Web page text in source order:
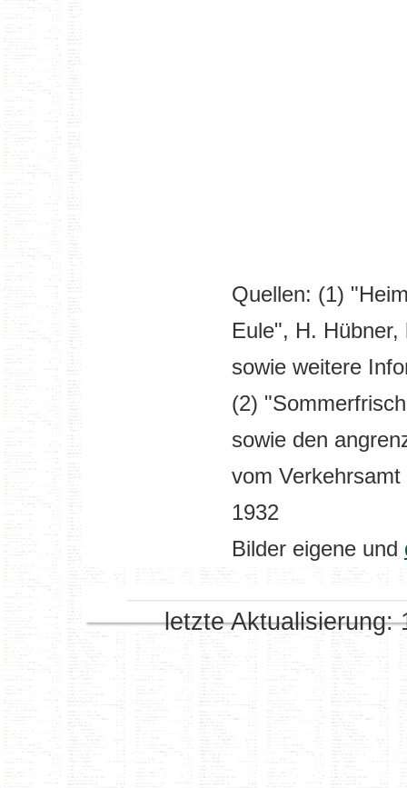
Quellen: (1)
Eule", H.
sowie weitere
(2)
sowie den
vom
1932
Bilder eigene und
letzte Aktualisierung: